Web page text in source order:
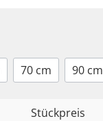
70 cm 90 cm
Stückpreis